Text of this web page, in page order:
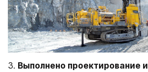
3. Выполнено проектирование и